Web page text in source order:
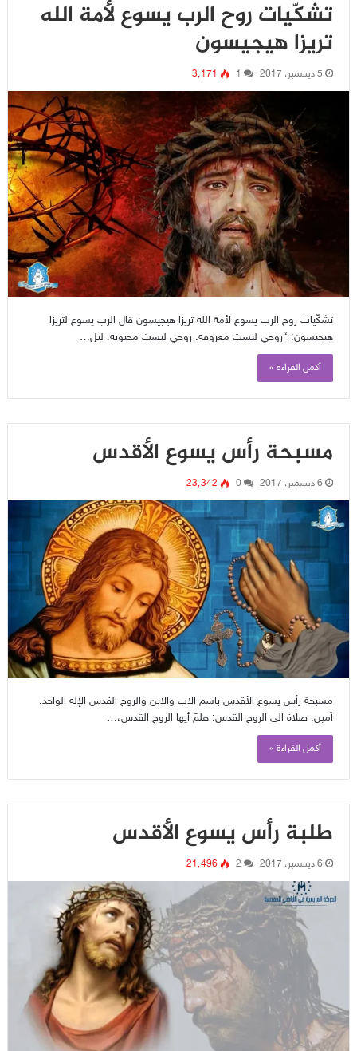
تشكّيات روح الرب يسوع لأمة الله
تريزا هيجيسون
5 ديسمبر، 2017 1 3٬171
تشكّيات روح الرب يسوع لأمة الله تريزا هيجيسون قال الرب يسوع لتريزا
هيجيسون: “روحي ليست معروفة. روحي ليست محبوبة. ليل…
أكمل القراءة »
مسبحة رأس يسوع الأقدس
6 ديسمبر، 2017 0 23٬342
مسبحة رأس يسوع الأقدس باسم الآب والابن والروح القدس الإله الواحد.
آمين. صلاة الى الروح القدس: هلمّ أيها الروح القدس،…
أكمل القراءة »
طلبة رأس يسوع الأقدس
6 ديسمبر، 2017 2 21٬496